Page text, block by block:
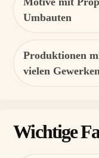
Umbauten
Produktionen
vielen Gewerken
Wichtige